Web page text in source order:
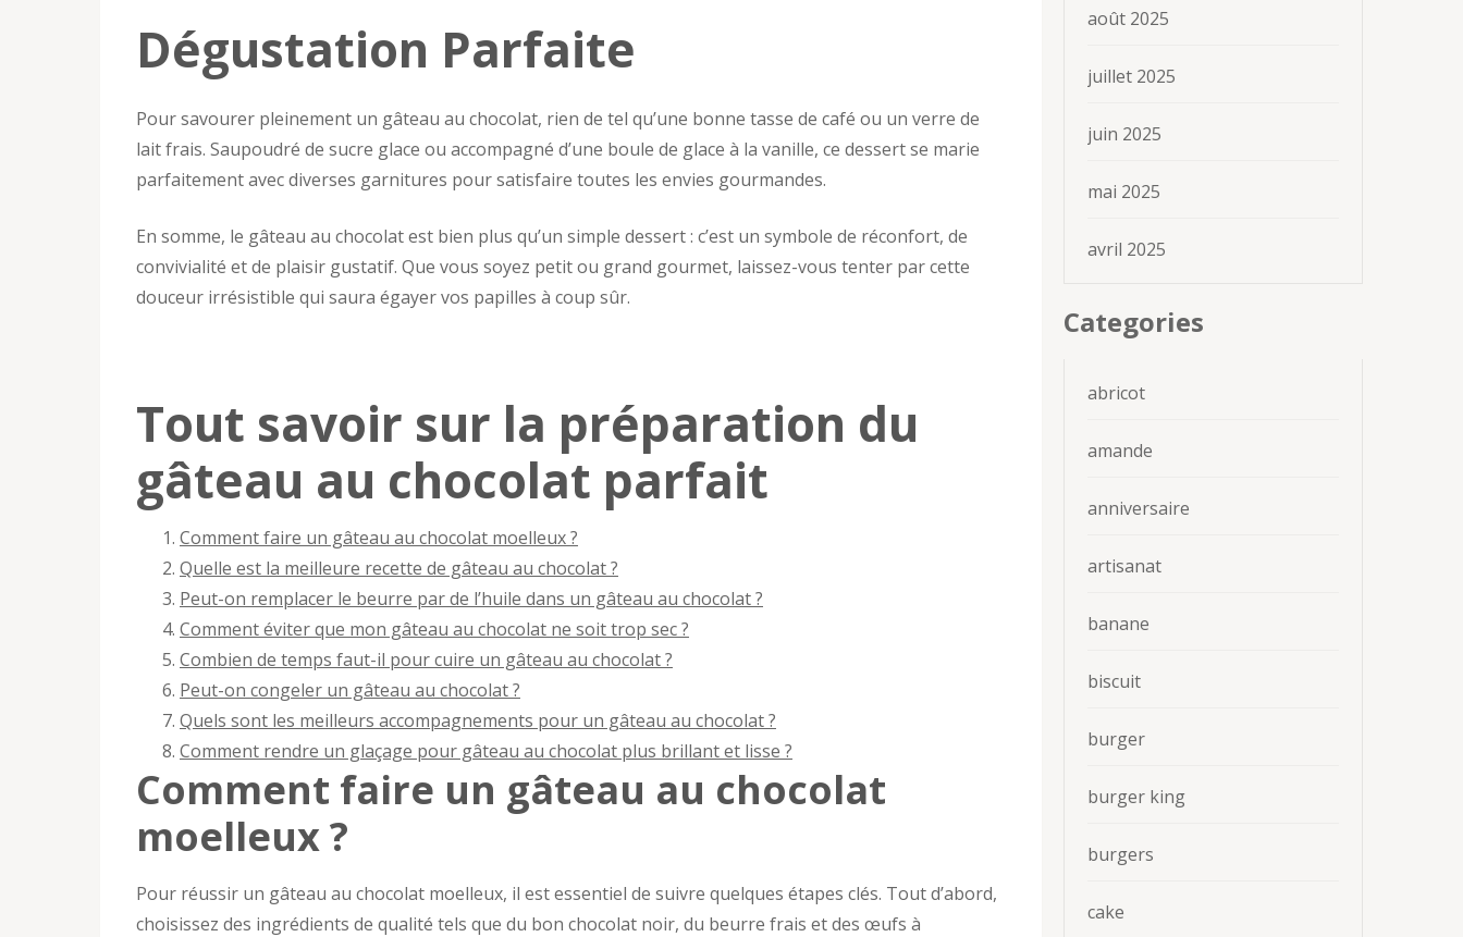
Dégustation Parfaite
Pour savourer pleinement un gâteau au chocolat, rien de tel qu’une bonne tasse de café ou un verre de
lait frais. Saupoudré de sucre glace ou accompagné d’une boule de glace à la vanille, ce dessert se marie
parfaitement avec diverses garnitures pour satisfaire toutes les envies gourmandes.
En somme, le gâteau au chocolat est bien plus qu’un simple dessert : c’est un symbole de réconfort, de
convivialité et de plaisir gustatif. Que vous soyez petit ou grand gourmet, laissez-vous tenter par cette
douceur irrésistible qui saura égayer vos papilles à coup sûr.
Tout savoir sur la préparation du
gâteau au chocolat parfait
Comment faire un gâteau au chocolat moelleux ?
Quelle est la meilleure recette de gâteau au chocolat ?
Peut-on remplacer le beurre par de l’huile dans un gâteau au chocolat ?
Comment éviter que mon gâteau au chocolat ne soit trop sec ?
Combien de temps faut-il pour cuire un gâteau au chocolat ?
Peut-on congeler un gâteau au chocolat ?
Quels sont les meilleurs accompagnements pour un gâteau au chocolat ?
Comment rendre un glaçage pour gâteau au chocolat plus brillant et lisse ?
Comment faire un gâteau au chocolat
moelleux ?
Pour réussir un gâteau au chocolat moelleux, il est essentiel de suivre quelques étapes clés. Tout d’abord,
choisissez des ingrédients de qualité tels que du bon chocolat noir, du beurre frais et des œufs à
août 2025
juillet 2025
juin 2025
mai 2025
avril 2025
Categories
abricot
amande
anniversaire
artisanat
banane
biscuit
burger
burger king
burgers
cake